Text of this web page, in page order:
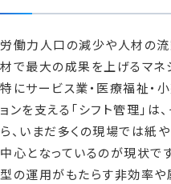
労働力人口の減少や人材の
材で最大の成果を上げるマネ
特にサービス業・医療福祉・
ョンを支える「シフト管理」
ら、いまだ多くの現場では紙
中心となっているのが現状で
型の運用がもたらす非効率や